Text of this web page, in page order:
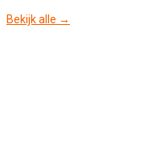
Bekijk alle →